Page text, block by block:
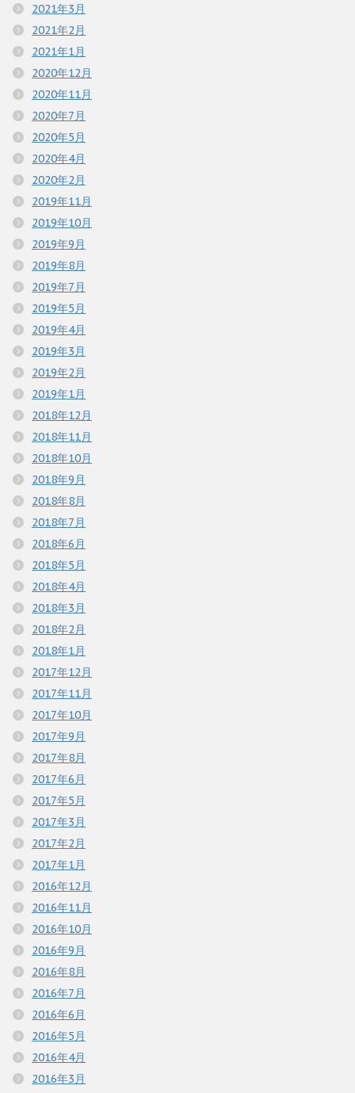
2021年3月
2021年2月
2021年1月
2020年12月
2020年11月
2020年7月
2020年5月
2020年4月
2020年2月
2019年11月
2019年10月
2019年9月
2019年8月
2019年7月
2019年5月
2019年4月
2019年3月
2019年2月
2019年1月
2018年12月
2018年11月
2018年10月
2018年9月
2018年8月
2018年7月
2018年6月
2018年5月
2018年4月
2018年3月
2018年2月
2018年1月
2017年12月
2017年11月
2017年10月
2017年9月
2017年8月
2017年6月
2017年5月
2017年3月
2017年2月
2017年1月
2016年12月
2016年11月
2016年10月
2016年9月
2016年8月
2016年7月
2016年6月
2016年5月
2016年4月
2016年3月